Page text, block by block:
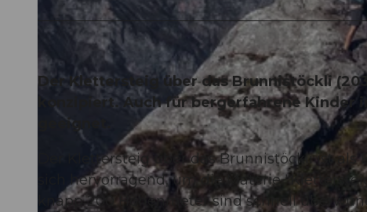
Der Klettersteig über das Brunnistöckli
konzipiert. Auch für bergerfahrene
geeignet.
Der Klettersteig über das Brunnistöckli ist
sich hervorragend, um die Materie
knapp 200 Höhenmeter sind schnell